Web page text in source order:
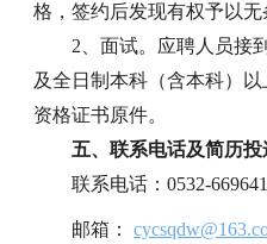
格，签约后发现有权予以无
2、面试。应聘人员接
及全日制本科（含本科）
资格证书原件。
五、联系电话及简历投
联系电话：0532-
邮箱：